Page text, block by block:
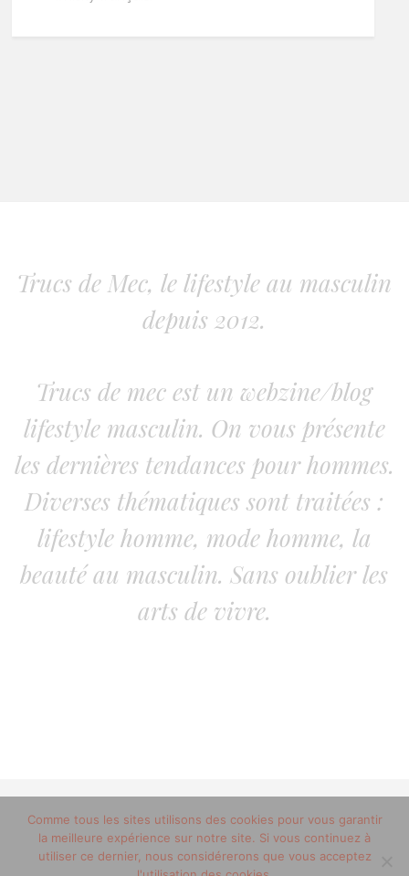
Trucs de Mec, le lifestyle au masculin
depuis 2012.
Trucs de mec est un webzine/blog
lifestyle masculin. On vous présente
les dernières tendances pour hommes.
Diverses thématiques sont traitées :
lifestyle homme, mode homme, la
beauté au masculin. Sans oublier les
arts de vivre.
© 2012-2020 copyright trucsdemec.fr - blog lifestyle
masculin/Tous droits réservés
Mentions Légales
Comme tous les sites utilisons des cookies pour vous garantir
la meilleure expérience sur notre site. Si vous continuez à
utiliser ce dernier, nous considérerons que vous acceptez